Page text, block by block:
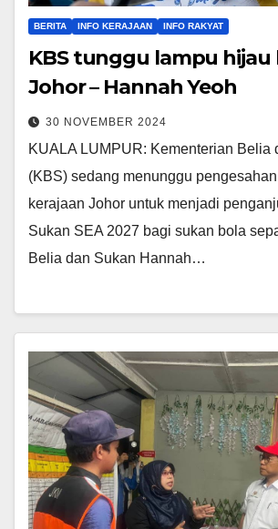
BERITA INFO KERAJAAN INFO RAKYAT
KBS tunggu lampu hijau
Johor – Hannah Yeoh
30 NOVEMBER 2024
KUALA LUMPUR: Kementerian Belia
(KBS) sedang menunggu
kerajaan Johor untuk menjadi
Sukan SEA 2027 bagi sukan bola
Belia dan Sukan Hannah…